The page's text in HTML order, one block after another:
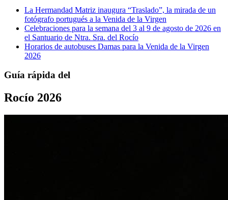
La Hermandad Matriz inaugura “Traslado”, la mirada de un
fotógrafo portugués a la Venida de la Virgen
Celebraciones para la semana del 3 al 9 de agosto de 2026 en
el Santuario de Ntra. Sra. del Rocío
Horarios de autobuses Damas para la Venida de la Virgen
2026
Guía rápida del
Rocío 2026